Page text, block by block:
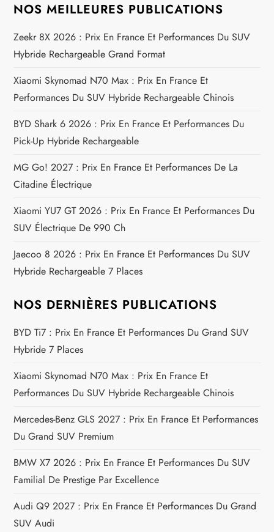
t
i
o
n
d
e
l
’
a
r
t
i
c
l
e
NOS MEILLEURES PUBLICATIONS
Zeekr 8X 2026 : Prix En France Et Performances Du SUV
Hybride Rechargeable Grand Format
Xiaomi Skynomad N70 Max : Prix En France Et
Performances Du SUV Hybride Rechargeable Chinois
BYD Shark 6 2026 : Prix En France Et Performances Du
Pick-Up Hybride Rechargeable
MG Go! 2027 : Prix En France Et Performances De La
Citadine Électrique
Xiaomi YU7 GT 2026 : Prix En France Et Performances Du
SUV Électrique De 990 Ch
Jaecoo 8 2026 : Prix En France Et Performances Du SUV
Hybride Rechargeable 7 Places
NOS DERNIÈRES PUBLICATIONS
BYD Ti7 : Prix En France Et Performances Du Grand SUV
Hybride 7 Places
Xiaomi Skynomad N70 Max : Prix En France Et
Performances Du SUV Hybride Rechargeable Chinois
Mercedes-Benz GLS 2027 : Prix En France Et Performances
Du Grand SUV Premium
BMW X7 2026 : Prix En France Et Performances Du SUV
Familial De Prestige Par Excellence
Audi Q9 2027 : Prix En France Et Performances Du Grand
SUV Audi